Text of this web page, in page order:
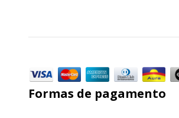
Formas de pagamento